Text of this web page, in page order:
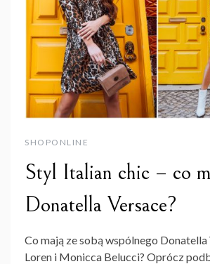
SHOPONLINE
Styl Italian chic – co
Donatella Versace?
Co mają ze sobą wspólnego Donatella
Loren i Monicca Belucci? Oprócz